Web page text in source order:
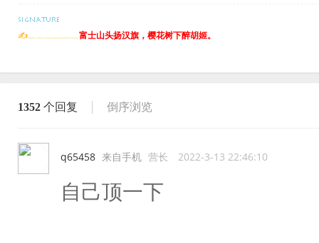
✍﹏﹏﹏﹏﹏﹏富士山头扬汉旗，樱花树下醉胡姬。
1352 个回复 倒序浏览
q65458 来自手机 营长 2022-3-13 22:46:10
自己顶一下